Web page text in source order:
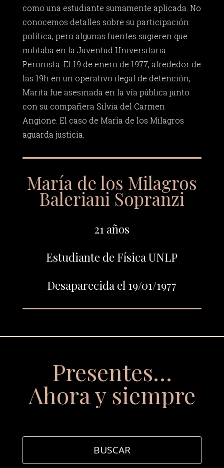
como una estudiante sumamente aplicada. No
conocemos detalles sobre su participación
política, pero algunas fuentes sugieren que
militaba en la Juventud Universitaria
Peronista. El 19 de enero de 1977, alrededor de
las 19h en un operativo ilegal de detención,
Marita fue asesinada en la vía pública junto
con su compañera Silvia del Carmen
Angione. El caso de María de los Milagros
aguarda justicia.
María de los Milagros
Baleriani Sopranzi
21 años
Estudiante de Física UNLP
Desaparecida el 19/01/1977
Presentes…
Ahora y siempre